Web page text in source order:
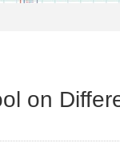
on